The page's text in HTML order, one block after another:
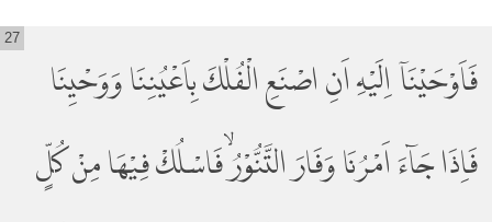
فَاَوْحَيْنَآ اِلَيْهِ اَنِ اصْنَعِ الْفُلْكَ بِاَعْيُنِنَا وَوَحْيِنَا
فَاِذَا جَاۤءَ اَمْرُنَا وَفَارَ التَّنُّوْرُۙ فَاسْلُكْ فِيْهَا مِنْ كُلٍّ
27